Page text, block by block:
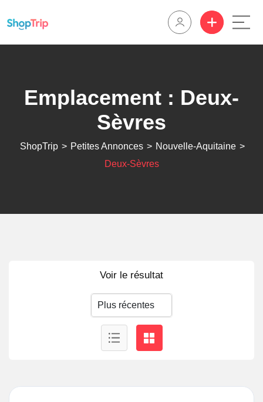
Emplacement : Deux-
Sèvres
ShopTrip > Petites Annonces > Nouvelle-Aquitaine >
Deux-Sèvres
Voir le résultat